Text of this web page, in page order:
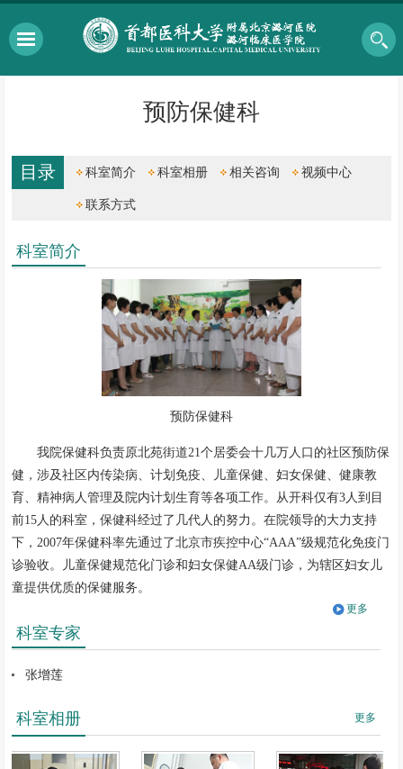
预防保健科
目录 科室简介 科室相册 相关咨询 视频中心
联系方式
科室简介
预防保健科
我院保健科负责原北苑街道21个居委会十几万人口的社区预防保
健，涉及社区内传染病、计划免疫、儿童保健、妇女保健、健康教
育、精神病人管理及院内计划生育等各项工作。从开科仅有3人到目
前15人的科室，保健科经过了几代人的努力。在院领导的大力支持
下，2007年保健科率先通过了北京市疾控中心“AAA”级规范化免疫门
诊验收。儿童保健规范化门诊和妇女保健AA级门诊，为辖区妇女儿
童提供优质的保健服务。
不再承担原
北苑街道基本公共卫生服务工作，包含儿童疫苗接种、儿童保健、妇
和流感接种、居民在家去世开具死亡证明等，以上工作将均有北苑社
区卫生服务中心接管。具体接管时间及注意事项将在 “潞河医院保健
科”公众号上公布。北苑社区卫生服务中心地址：通州区中山街56号
更多
科室专家
张增莲
科室相册 更多